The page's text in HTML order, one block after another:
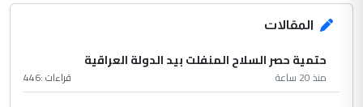
المقالات
حتمية حصر السلاح المنفلت بيد الدولة العراقية
منذ 20 ساعة قراءات :446